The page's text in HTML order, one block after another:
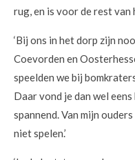
rug, en is voor de rest van
‘Bij ons in het dorp zijn
Coevorden en
speelden we bij
Daar vond je dan wel
spannend. Van mijn
niet spelen.’